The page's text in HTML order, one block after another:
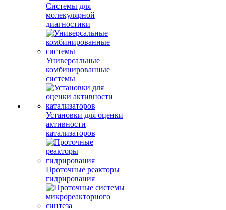
Системы для
молекулярной
диагностики
Универсальные
комбинированные
системы
Установки для оценки
активности
катализаторов
Проточные реакторы
гидрирования